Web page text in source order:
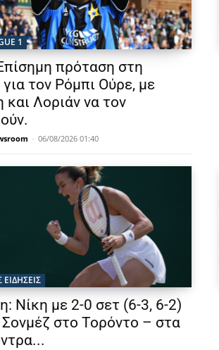
1
πρόταση στη
για τον Ρόμπι Ούρε, με
και Λοριάν να τον
- 06/08/2026 01:40
ΕΙΔΗΣΕΙΣ
Νίκη με 2-0 σετ (6-3, 6-2)
Σονμέζ στο Τορόντο – στα